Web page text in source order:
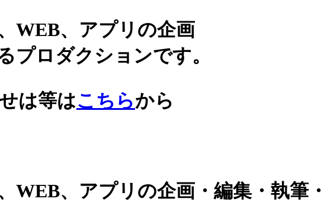
WEB、アプリの企画
プロダクションです。
は等はこちらから
WEB、アプリの企画・編集・執筆